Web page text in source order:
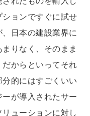
ョンですぐに試せ
日本の建設業界に
りなく、そのまま
からといってそれ
的にはすごくいい
が導入されたサー
ューションに対し